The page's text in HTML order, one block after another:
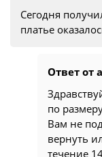
Сегодня
платье
Ответ от
по
Вам не
вернуть
течение